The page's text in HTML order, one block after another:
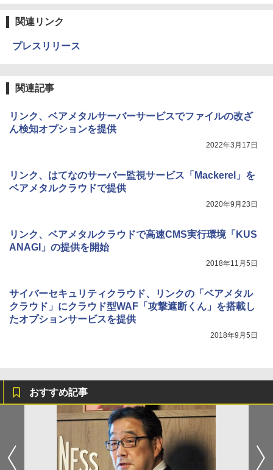
関連リンク
プレスリリース
関連記事
リンク、ベアメタルサーバーサービスでファイルの改ざ
ん検知オプションを提供
2022年3月17日
リンク、はてなのサーバー監視サービス「Mackerel」を
ベアメタルクラウドで提供
2020年9月23日
リンク、ベアメタルクラウドで高速CMS実行環境「KUS
ANAGI」の提供を開始
2018年11月5日
サイバーセキュリティクラウド、リンクの「ベアメタル
クラウド」にクラウド型WAF「攻撃遮断くん」を搭載し
たオプションサービスを提供
2018年9月5日
おすすめ記事